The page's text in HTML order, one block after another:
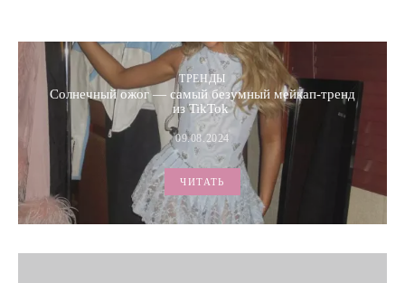
ТРЕНДЫ
Солнечный ожог — самый безумный мейкап-тренд
из TikTok
09.08.2024
ЧИТАТЬ